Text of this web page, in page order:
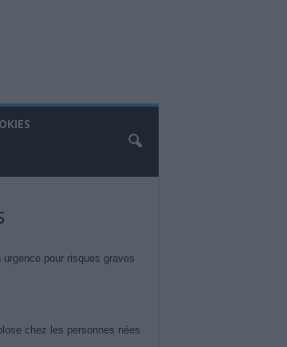
urgence pour risques graves
chez les personnes nées